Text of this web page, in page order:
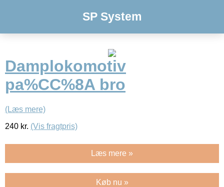
SP System
Damplokomotiv
pa%CC%8A bro
(Læs mere)
240 kr. (Vis fragtpris)
Læs mere »
Køb nu »